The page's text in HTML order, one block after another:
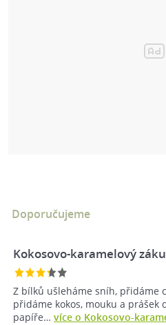
Doporučujeme
Kokosovo-karamelový
Z bílků ušleháme sníh, přidáme
přidáme kokos, mouku a prášek
papíře… více o Kokosovo-